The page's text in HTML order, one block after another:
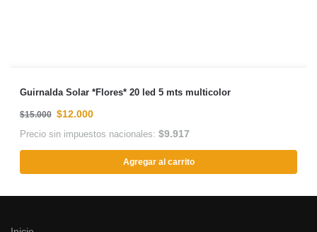
Guirnalda Solar *Flores* 20 led 5 mts multicolor
$15.000 $12.000
Precio sin impuestos nacionales: $9.917
Agregar al carrito